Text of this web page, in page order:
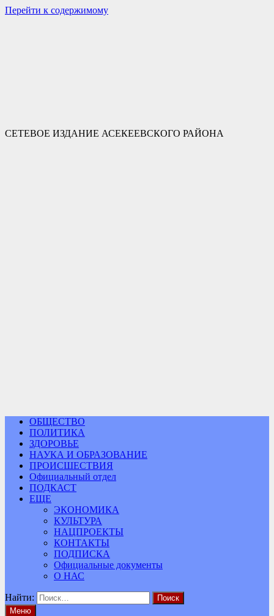
Перейти к содержимому
СЕТЕВОЕ ИЗДАНИЕ АСЕКЕЕВСКОГО РАЙОНА
ОБЩЕСТВО
ПОЛИТИКА
ЗДОРОВЬЕ
НАУКА И ОБРАЗОВАНИЕ
ПРОИСШЕСТВИЯ
Официальный отдел
ПОДКАСТ
ЕЩЕ
ЭКОНОМИКА
КУЛЬТУРА
НАЦПРОЕКТЫ
КОНТАКТЫ
ПОДПИСКА
Официальные документы
О НАС
Найти:
Меню